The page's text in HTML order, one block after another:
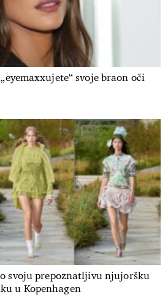
svoje braon oči
svoju prepoznatljivu njujoršku
u Kopenhagen